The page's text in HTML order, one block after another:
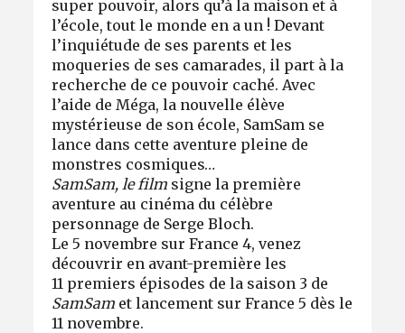
super pouvoir, alors qu’à la maison et à
l’école, tout le monde en a un ! Devant
l’inquiétude de ses parents et les
moqueries de ses camarades, il part à la
recherche de ce pouvoir caché. Avec
l’aide de Méga, la nouvelle élève
mystérieuse de son école, SamSam se
lance dans cette aventure pleine de
monstres cosmiques…
SamSam, le film signe la première
aventure au cinéma du célèbre
personnage de Serge Bloch.
Le 5 novembre sur France 4, venez
découvrir en avant-première les
11 premiers épisodes de la saison 3 de
SamSam et lancement sur France 5 dès le
11 novembre.